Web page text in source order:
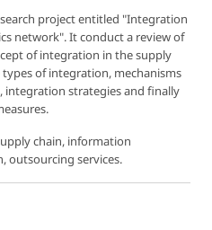
project entitled "Integration
network". It conduct a review of
of integration in the supply
of integration, mechanisms
strategies and finally
chain, information
outsourcing services.